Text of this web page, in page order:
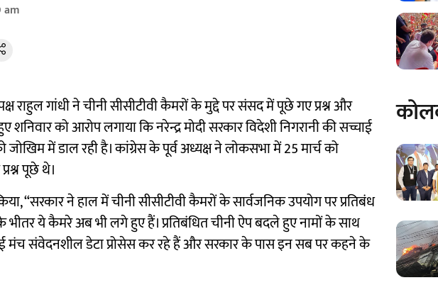
am
राहुल गांधी ने चीनी सीसीटीवी कैमरों के मुद्दे पर संसद में पूछे गए प्रश्न और
को आरोप लगाया कि नरेन्द्र मोदी सरकार विदेशी निगरानी की सच्चाई
जोखिम में डाल रही है। कांग्रेस के पूर्व अध्यक्ष ने लोकसभा में 25 मार्च को
पूछे थे।
“सरकार ने हाल में चीनी सीसीटीवी कैमरों के सार्वजनिक उपयोग पर प्रतिबंध
भीतर ये कैमरे अब भी लगे हुए हैं। प्रतिबंधित चीनी ऐप बदले हुए नामों के साथ
मंच संवेदनशील डेटा प्रोसेस कर रहे हैं और सरकार के पास इन सब पर कहने के